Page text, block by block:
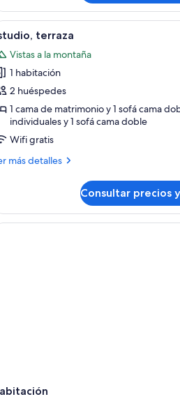
que incluye un sofá, sillas, una mesa de
Una
9 terraza
Vistas a la montaña
1 habitación
2 huéspedes
1 cama de matrimonio y 1 sofá cama
individuales y 1 sofá cama doble
Wifi gratis
más detalles
Consultar precios